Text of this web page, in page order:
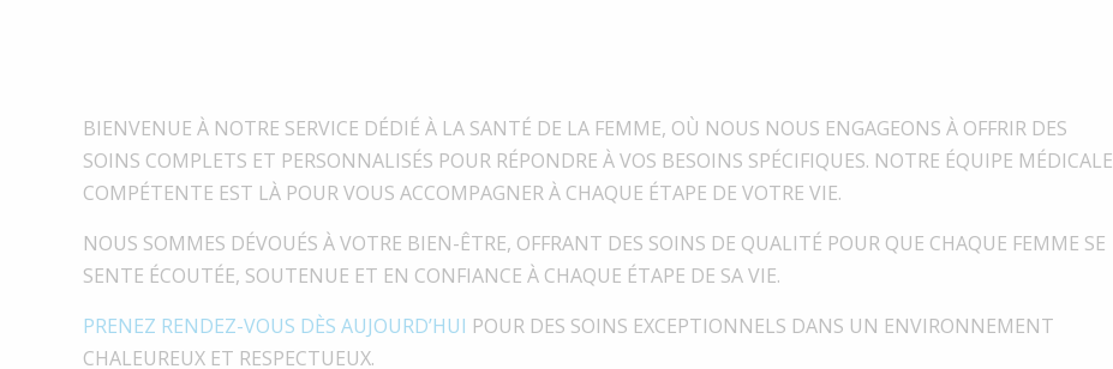
BIENVENUE À NOTRE SERVICE DÉDIÉ À LA SANTÉ DE LA FEMME, OÙ NOUS NOUS ENGAGEONS À OFFRIR DES
SOINS COMPLETS ET PERSONNALISÉS POUR RÉPONDRE À VOS BESOINS SPÉCIFIQUES. NOTRE ÉQUIPE MÉDICALE
COMPÉTENTE EST LÀ POUR VOUS ACCOMPAGNER À CHAQUE ÉTAPE DE VOTRE VIE.
NOUS SOMMES DÉVOUÉS À VOTRE BIEN-ÊTRE, OFFRANT DES SOINS DE QUALITÉ POUR QUE CHAQUE FEMME SE
SENTE ÉCOUTÉE, SOUTENUE ET EN CONFIANCE À CHAQUE ÉTAPE DE SA VIE.
PRENEZ RENDEZ-VOUS DÈS AUJOURD’HUI POUR DES SOINS EXCEPTIONNELS DANS UN ENVIRONNEMENT
CHALEUREUX ET RESPECTUEUX.